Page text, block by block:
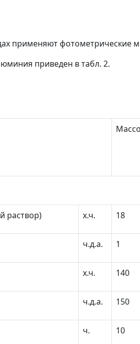
применяют фотометрические
приведен в табл. 2.
раствор) х.ч. 18
ч.д.а. 1
х.ч. 140
ч.д.а. 150
ч. 10